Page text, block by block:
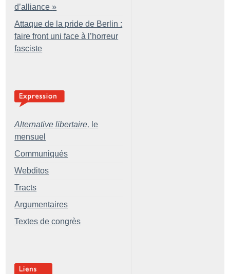
d’alliance »
Attaque de la pride de Berlin :
faire front uni face à l’horreur
fasciste
Alternative libertaire, le
mensuel
Communiqués
Webditos
Tracts
Argumentaires
Textes de congrès